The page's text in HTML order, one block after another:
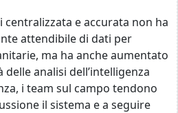
centralizzata e accurata non ha
attendibile di dati per
ma ha anche aumentato
delle analisi dell’intelligenza
i team sul campo tendono
il sistema e a seguire